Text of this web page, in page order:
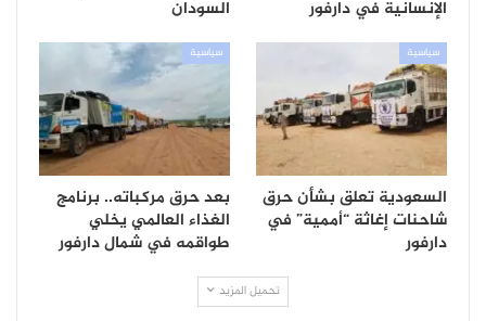
الإنسانية في دارفور
السودان
سياسية
السعودية تعلق بشأن حرق
شاحنات إغاثة “أممية” في
دارفور
سياسية
بعد حرق مركباته.. برنامج
الغذاء العالمي يخلي
طواقمه في شمال دارفور
تحميل المزيد